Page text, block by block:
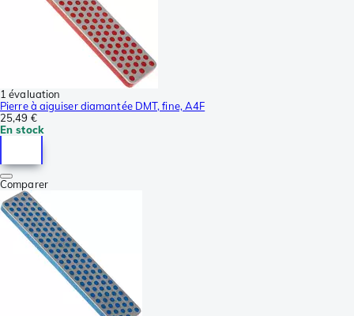
1 évaluation
Pierre à aiguiser diamantée DMT, fine, A4F
25,49 €
En stock
Comparer